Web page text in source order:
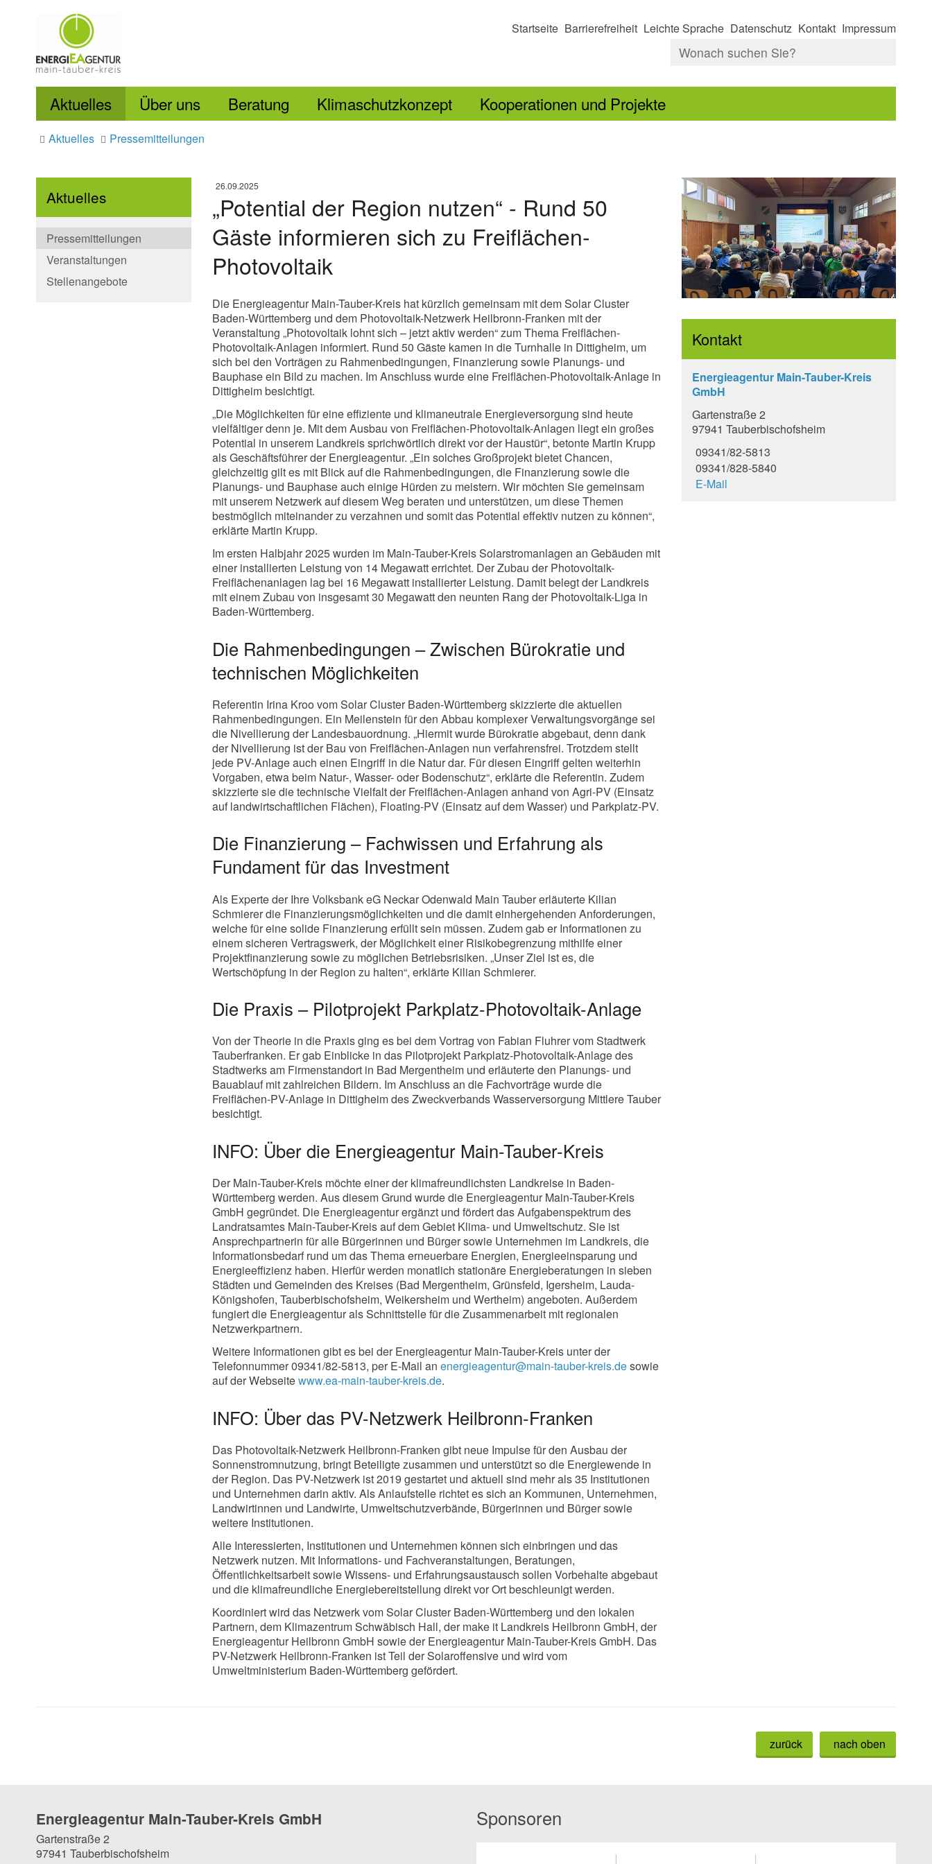
Startseite Barrierefreiheit Leichte Sprache Datenschutz Kontakt Impressum
Aktuelles Über uns Beratung Klimaschutzkonzept Kooperationen und Projekte
Aktuelles Pressemitteilungen
Aktuelles
Pressemitteilungen
Veranstaltungen
Stellenangebote
26.09.2025
„Potential der Region nutzen“ - Rund 50
Gäste informieren sich zu Freiflächen-
Photovoltaik
Die Energieagentur Main-Tauber-Kreis hat kürzlich gemeinsam mit dem Solar Cluster
Baden-Württemberg und dem Photovoltaik-Netzwerk Heilbronn-Franken mit der
Veranstaltung „Photovoltaik lohnt sich – jetzt aktiv werden“ zum Thema Freiflächen-
Photovoltaik-Anlagen informiert. Rund 50 Gäste kamen in die Turnhalle in Dittigheim, um
sich bei den Vorträgen zu Rahmenbedingungen, Finanzierung sowie Planungs- und
Bauphase ein Bild zu machen. Im Anschluss wurde eine Freiflächen-Photovoltaik-Anlage in
Dittigheim besichtigt.
„Die Möglichkeiten für eine effiziente und klimaneutrale Energieversorgung sind heute
vielfältiger denn je. Mit dem Ausbau von Freiflächen-Photovoltaik-Anlagen liegt ein großes
Potential in unserem Landkreis sprichwörtlich direkt vor der Haustür“, betonte Martin Krupp
als Geschäftsführer der Energieagentur. „Ein solches Großprojekt bietet Chancen,
gleichzeitig gilt es mit Blick auf die Rahmenbedingungen, die Finanzierung sowie die
Planungs- und Bauphase auch einige Hürden zu meistern. Wir möchten Sie gemeinsam
mit unserem Netzwerk auf diesem Weg beraten und unterstützen, um diese Themen
bestmöglich miteinander zu verzahnen und somit das Potential effektiv nutzen zu können“,
erklärte Martin Krupp.
Im ersten Halbjahr 2025 wurden im Main-Tauber-Kreis Solarstromanlagen an Gebäuden mit
einer installierten Leistung von 14 Megawatt errichtet. Der Zubau der Photovoltaik-
Freiflächenanlagen lag bei 16 Megawatt installierter Leistung. Damit belegt der Landkreis
mit einem Zubau von insgesamt 30 Megawatt den neunten Rang der Photovoltaik-Liga in
Baden-Württemberg.
Die Rahmenbedingungen – Zwischen Bürokratie und
technischen Möglichkeiten
Referentin Irina Kroo vom Solar Cluster Baden-Württemberg skizzierte die aktuellen
Rahmenbedingungen. Ein Meilenstein für den Abbau komplexer Verwaltungsvorgänge sei
die Nivellierung der Landesbauordnung. „Hiermit wurde Bürokratie abgebaut, denn dank
der Nivellierung ist der Bau von Freiflächen-Anlagen nun verfahrensfrei. Trotzdem stellt
jede PV-Anlage auch einen Eingriff in die Natur dar. Für diesen Eingriff gelten weiterhin
Vorgaben, etwa beim Natur-, Wasser- oder Bodenschutz“, erklärte die Referentin. Zudem
skizzierte sie die technische Vielfalt der Freiflächen-Anlagen anhand von Agri-PV (Einsatz
auf landwirtschaftlichen Flächen), Floating-PV (Einsatz auf dem Wasser) und Parkplatz-PV.
Die Finanzierung – Fachwissen und Erfahrung als
Fundament für das Investment
Als Experte der Ihre Volksbank eG Neckar Odenwald Main Tauber erläuterte Kilian
Schmierer die Finanzierungsmöglichkeiten und die damit einhergehenden Anforderungen,
welche für eine solide Finanzierung erfüllt sein müssen. Zudem gab er Informationen zu
einem sicheren Vertragswerk, der Möglichkeit einer Risikobegrenzung mithilfe einer
Projektfinanzierung sowie zu möglichen Betriebsrisiken. „Unser Ziel ist es, die
Wertschöpfung in der Region zu halten“, erklärte Kilian Schmierer.
Die Praxis – Pilotprojekt Parkplatz-Photovoltaik-Anlage
Von der Theorie in die Praxis ging es bei dem Vortrag von Fabian Fluhrer vom Stadtwerk
Tauberfranken. Er gab Einblicke in das Pilotprojekt Parkplatz-Photovoltaik-Anlage des
Stadtwerks am Firmenstandort in Bad Mergentheim und erläuterte den Planungs- und
Bauablauf mit zahlreichen Bildern. Im Anschluss an die Fachvorträge wurde die
Freiflächen-PV-Anlage in Dittigheim des Zweckverbands Wasserversorgung Mittlere Tauber
besichtigt.
INFO: Über die Energieagentur Main-Tauber-Kreis
Der Main-Tauber-Kreis möchte einer der klimafreundlichsten Landkreise in Baden-
Württemberg werden. Aus diesem Grund wurde die Energieagentur Main-Tauber-Kreis
GmbH gegründet. Die Energieagentur ergänzt und fördert das Aufgabenspektrum des
Landratsamtes Main-Tauber-Kreis auf dem Gebiet Klima- und Umweltschutz. Sie ist
Ansprechpartnerin für alle Bürgerinnen und Bürger sowie Unternehmen im Landkreis, die
Informationsbedarf rund um das Thema erneuerbare Energien, Energieeinsparung und
Energieeffizienz haben. Hierfür werden monatlich stationäre Energieberatungen in sieben
Städten und Gemeinden des Kreises (Bad Mergentheim, Grünsfeld, Igersheim, Lauda-
Königshofen, Tauberbischofsheim, Weikersheim und Wertheim) angeboten. Außerdem
fungiert die Energieagentur als Schnittstelle für die Zusammenarbeit mit regionalen
Netzwerkpartnern.
Weitere Informationen gibt es bei der Energieagentur Main-Tauber-Kreis unter der
Telefonnummer 09341/82-5813, per E-Mail an energieagentur@main-tauber-kreis.desowie
auf der Webseitewww.ea-main-tauber-kreis.de.
INFO: Über das PV-Netzwerk Heilbronn-Franken
Das Photovoltaik-Netzwerk Heilbronn-Franken gibt neue Impulse für den Ausbau der
Sonnenstromnutzung, bringt Beteiligte zusammen und unterstützt so die Energiewende in
der Region. Das PV-Netzwerk ist 2019 gestartet und aktuell sind mehr als 35 Institutionen
und Unternehmen darin aktiv. Als Anlaufstelle richtet es sich an Kommunen, Unternehmen,
Landwirtinnen und Landwirte, Umweltschutzverbände, Bürgerinnen und Bürger sowie
weitere Institutionen.
Alle Interessierten, Institutionen und Unternehmen können sich einbringen und das
Netzwerk nutzen. Mit Informations- und Fachveranstaltungen, Beratungen,
Öffentlichkeitsarbeit sowie Wissens- und Erfahrungsaustausch sollen Vorbehalte abgebaut
und die klimafreundliche Energiebereitstellung direkt vor Ort beschleunigt werden.
Koordiniert wird das Netzwerk vom Solar Cluster Baden-Württemberg und den lokalen
Partnern, dem Klimazentrum Schwäbisch Hall, der make it Landkreis Heilbronn GmbH, der
Energieagentur Heilbronn GmbH sowie der Energieagentur Main-Tauber-Kreis GmbH. Das
PV-Netzwerk Heilbronn-Franken ist Teil der Solaroffensive und wird vom
Umweltministerium Baden-Württemberg gefördert.
Kontakt
Energieagentur Main-Tauber-Kreis
GmbH
Gartenstraße 2
97941 Tauberbischofsheim
09341/82-5813
09341/828-5840
E-Mail
nach oben
zurück
Energieagentur Main-Tauber-Kreis GmbH
Gartenstraße 2
97941 Tauberbischofsheim
Sponsoren